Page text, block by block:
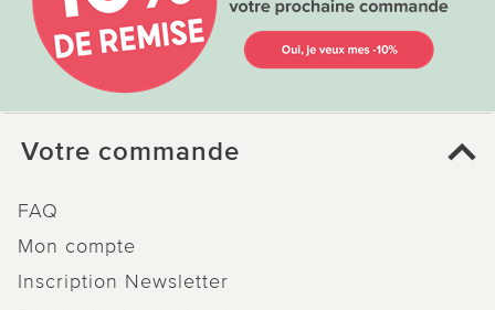
Votre commande
FAQ
Mon compte
Inscription Newsletter